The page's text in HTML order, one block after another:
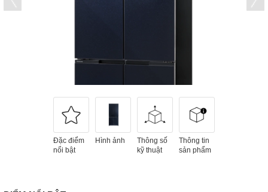
Đặc điểm
nổi bật
Hình ảnh
Thông số
kỹ thuật
Thông tin
sản phẩm